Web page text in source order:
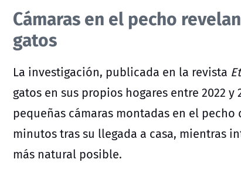
Cámaras en el pecho
gatos
La investigación, publicada en la revista
gatos en sus propios hogares entre 2022
pequeñas cámaras montadas en el
minutos tras su llegada a casa, mientras
más natural posible.